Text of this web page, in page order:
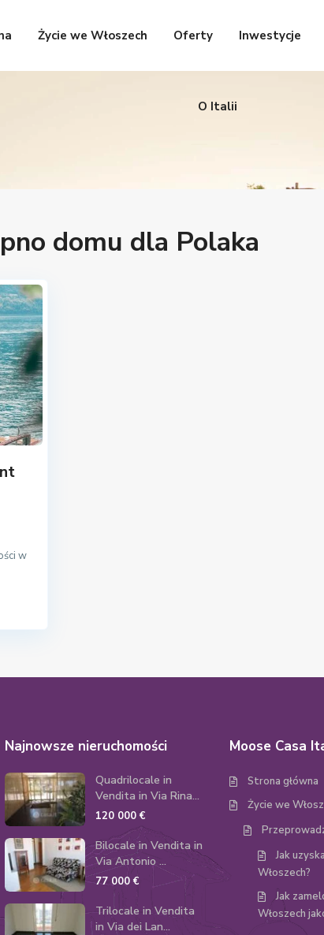
Życie we Włoszech Oferty Inwestycje
O Italii
domu dla Polaka
w
Najnowsze nieruchomości
Quadrilocale in
Vendita in Via Rina...
120 000 €
Bilocale in Vendita in
Via Antonio ...
77 000 €
Trilocale in Vendita
in Via dei Lan...
Moose Casa
Strona główna
Życie we
Jak
Włoszech?
Jak
Włoszech